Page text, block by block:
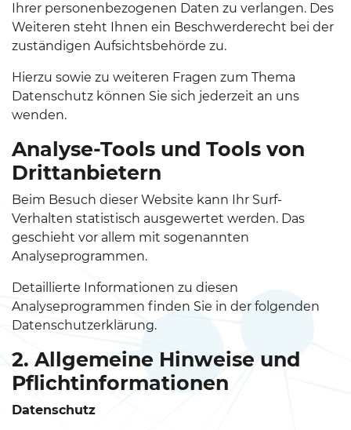
Ihrer personenbezogenen Daten zu verlangen. Des
Weiteren steht Ihnen ein Beschwerderecht bei der
zuständigen Aufsichtsbehörde zu.
Hierzu sowie zu weiteren Fragen zum Thema
Datenschutz können Sie sich jederzeit an uns
wenden.
Analyse-Tools und Tools von
Drittanbietern
Beim Besuch dieser Website kann Ihr Surf-
Verhalten statistisch ausgewertet werden. Das
geschieht vor allem mit sogenannten
Analyseprogrammen.
Detaillierte Informationen zu diesen
Analyseprogrammen finden Sie in der folgenden
Datenschutzerklärung.
2. Allgemeine Hinweise und
Pflichtinformationen
Datenschutz